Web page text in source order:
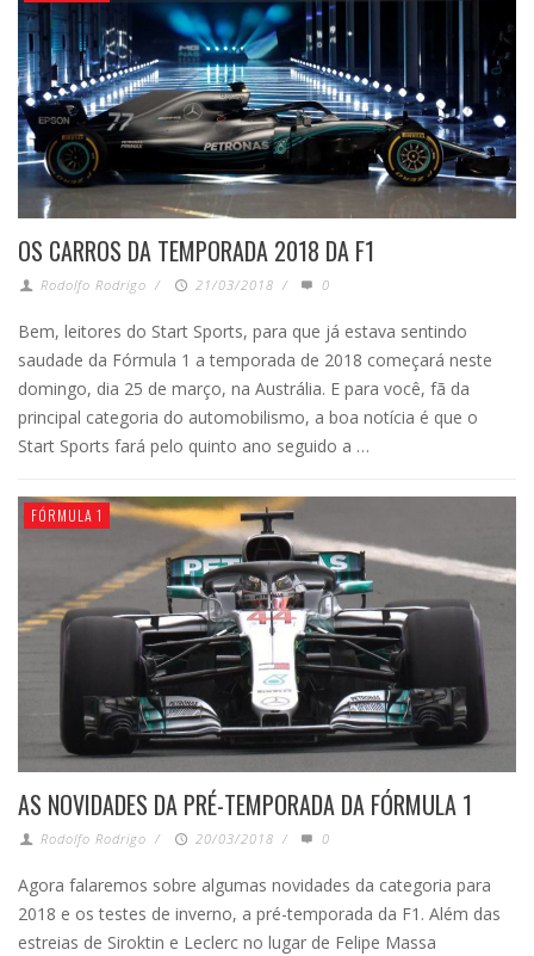
OS CARROS DA TEMPORADA 2018 DA F1
Rodolfo Rodrigo / 21/03/2018 / 0
Bem, leitores do Start Sports, para que já estava sentindo
saudade da Fórmula 1 a temporada de 2018 começará neste
domingo, dia 25 de março, na Austrália. E para você, fã da
principal categoria do automobilismo, a boa notícia é que o
Start Sports fará pelo quinto ano seguido a …
FÓRMULA 1
AS NOVIDADES DA PRÉ-TEMPORADA DA FÓRMULA 1
Rodolfo Rodrigo / 20/03/2018 / 0
Agora falaremos sobre algumas novidades da categoria para
2018 e os testes de inverno, a pré-temporada da F1. Além das
estreias de Siroktin e Leclerc no lugar de Felipe Massa